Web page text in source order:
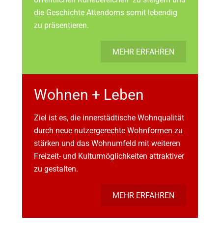
die Geschichte Attendorns somit lebendig
zu präsentieren.
MEHR ERFAHREN
Wohnen + Leben
Ziel ist es, die innerstädtische Wohnqualität
durch neue nutzergerechte Wohnformen zu
stärken und das Wohnumfeld mit weiteren
Freizeit- und Kulturmöglichkeiten attraktiver
zu gestalten.
MEHR ERFAHREN